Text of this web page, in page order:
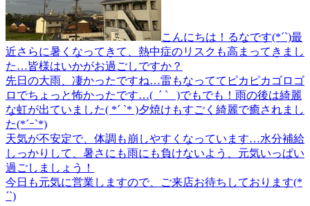
こんにちは！るなです(*´`)最
近さらに暑くなってきて、熱中症のリスクも高まってきまし
た…皆様はいかがお過ごしですか？
先日の大雨、凄かったですね…雷もなっててピカピカゴロゴ
ロでちょっと怖かったです…( ´ ` )でもでも！雨の後は綺麗
な虹が出ていました( *´ `* )夕焼けもすごく綺麗で癒されまし
た(*´ｰ`*)
天気が不安定で、体調も崩しやすくなっています…水分補給
しっかりして、暑さにも雨にも負けないよう、元気いっぱい
過ごしましょう！
今日も元気に営業しますので、ご来店お待ちしております(*
´`)